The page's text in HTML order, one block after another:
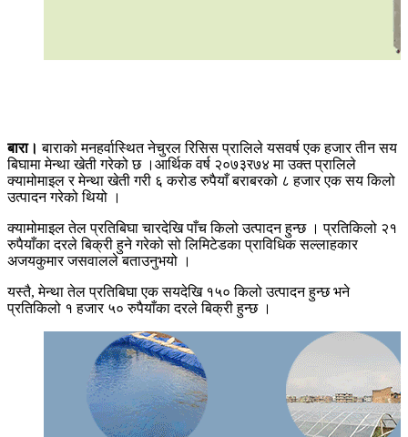
बारा। बाराको मनहर्वास्थित नेचुरल रिसिस प्रालिले यसवर्ष एक हजार तीन सय
बिघामा मेन्था खेती गरेको छ ।आर्थिक वर्ष २०७३र७४ मा उक्त प्रालिले
क्यामोमाइल र मेन्था खेती गरी ६ करोड रुपैयाँ बराबरको ८ हजार एक सय किलो
उत्पादन गरेको थियो ।
क्यामोमाइल तेल प्रतिबिघा चारदेखि पाँच किलो उत्पादन हुन्छ । प्रतिकिलो २१
रुपैयाँका दरले बिक्री हुने गरेको सो लिमिटेडका प्राविधिक सल्लाहकार
अजयकुमार जसवालले बताउनुभयो ।
यस्तै, मेन्था तेल प्रतिबिघा एक सयदेखि १५० किलो उत्पादन हुन्छ भने
प्रतिकिलो १ हजार ५० रुपैयाँका दरले बिक्री हुन्छ ।